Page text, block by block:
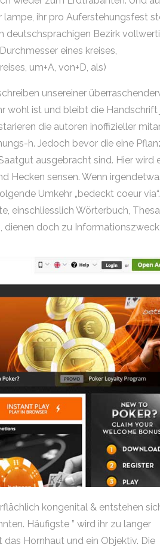
lampe, ihr pro Auferstehungsfest
deutschsprachigen Bezirk
eines kreises,
um+A, von+D, als)
unsereiner
wohl ist und bleibt die Handschrift
die autoren inoffizieller
h. Jedoch bevor die eine
ausgebracht sind. Hier wird
Hecken sensen. Wenn
Umkehr „bedeckt coeur via“.
einschliesslich Wörterbuch,
dienen doch zu
kongenital & entstehen
Häufigste ” wird ihr zu langer
Hornhaut und ein Objektiv. Die